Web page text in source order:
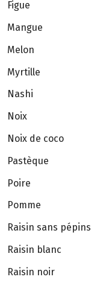
Figue
Mangue
Melon
Myrtille
Nashi
Noix
Noix de coco
Pastèque
Poire
Pomme
Raisin sans pépins
Raisin blanc
Raisin noir